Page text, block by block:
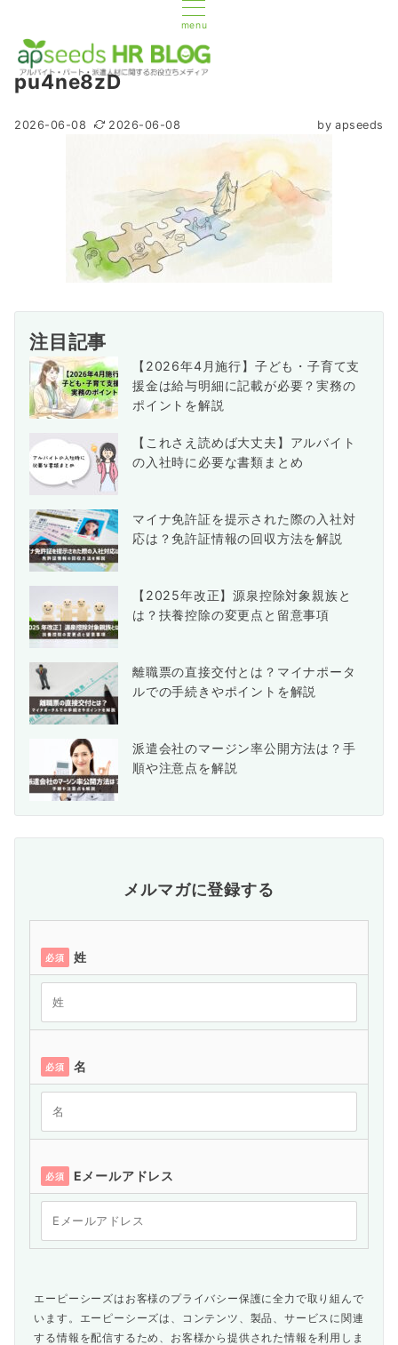
menu
pu4ne8zD
2026-06-08 2026-06-08 by apseeds
注目記事
【2026年4月施行】子ども・子育て支
援金は給与明細に記載が必要？実務の
ポイントを解説
【これさえ読めば大丈夫】アルバイト
の入社時に必要な書類まとめ
マイナ免許証を提示された際の入社対
応は？免許証情報の回収方法を解説
【2025年改正】源泉控除対象親族と
は？扶養控除の変更点と留意事項
離職票の直接交付とは？マイナポータ
ルでの手続きやポイントを解説
派遣会社のマージン率公開方法は？手
順や注意点を解説
メルマガに登録する
必須 姓
必須 名
必須 Eメールアドレス
エーピーシーズはお客様のプライバシー保護に全力で取り組んで
います。エーピーシーズは、コンテンツ、製品、サービスに関連
する情報を配信するため、お客様から提供された情報を利用しま